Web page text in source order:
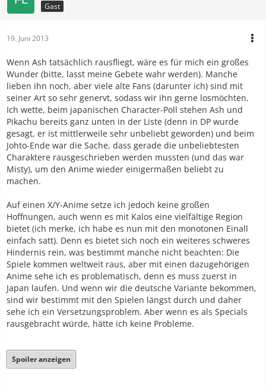
Gast
19. Juni 2013
Wenn Ash tatsächlich rausfliegt, wäre es für mich ein großes
Wunder (bitte, lasst meine Gebete wahr werden). Manche
lieben ihn noch, aber viele alte Fans (darunter ich) sind mit
seiner Art so sehr genervt, sodass wir ihn gerne losmöchten.
Ich wette, beim japanischen Character-Poll stehen Ash und
Pikachu bereits ganz unten in der Liste (denn in DP wurde
gesagt, er ist mittlerweile sehr unbeliebt geworden) und beim
Johto-Ende war die Sache, dass gerade die unbeliebtesten
Charaktere rausgeschrieben werden mussten (und das war
Misty), um den Anime wieder einigermaßen beliebt zu
machen.
Auf einen X/Y-Anime setze ich jedoch keine großen
Hoffnungen, auch wenn es mit Kalos eine vielfältige Region
bietet (ich merke, ich habe es nun mit den monotonen Einall
einfach satt). Denn es bietet sich noch ein weiteres schweres
Hindernis rein, was bestimmt manche nicht beachten: Die
Spiele kommen weltweit raus, aber mit einen dazugehörigen
Anime sehe ich es problematisch, denn es muss zuerst in
Japan laufen. Und wenn wir die deutsche Variante bekommen,
sind wir bestimmt mit den Spielen längst durch und daher
sehe ich ein Versetzungsproblem. Aber wenn es als Specials
rausgebracht würde, hätte ich keine Probleme.
Spoiler anzeigen